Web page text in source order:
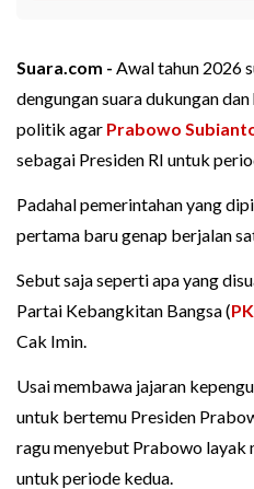
Suara.com - Awal tahun 2026
dengungan suara dukungan
politik agar Prabowo
sebagai Presiden RI untuk
Padahal pemerintahan yang
pertama baru genap berjalan
Sebut saja seperti apa yang
Partai Kebangkitan Bangsa (
Cak Imin.
Usai membawa jajaran
untuk bertemu Presiden
ragu menyebut Prabowo layak
untuk periode kedua.